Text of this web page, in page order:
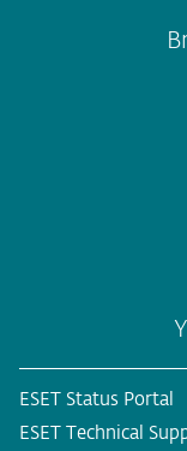
ESET Status Portal
ESET Technical